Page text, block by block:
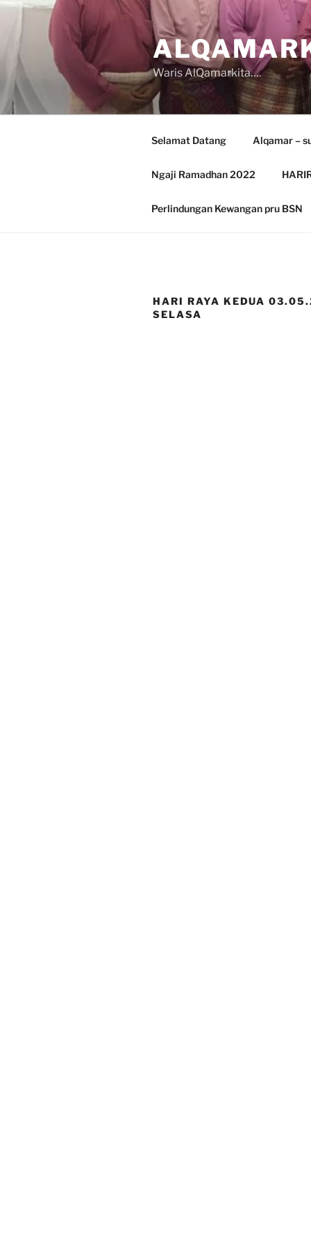
Skip
content
Waris AlQamarkita….
Selamat Datang Alqamar –
Ngaji Ramadhan 2022
Perlindungan Kewangan pru BSN
HARI RAYA KEDUA
SELASA